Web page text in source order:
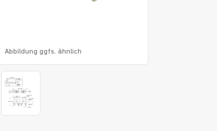
Abbildung ggfs. ähnlich